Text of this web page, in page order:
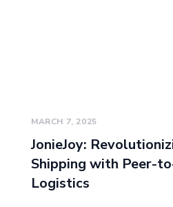
MARCH 7, 2025
JonieJoy:
Shipping with Peer-
Logistics